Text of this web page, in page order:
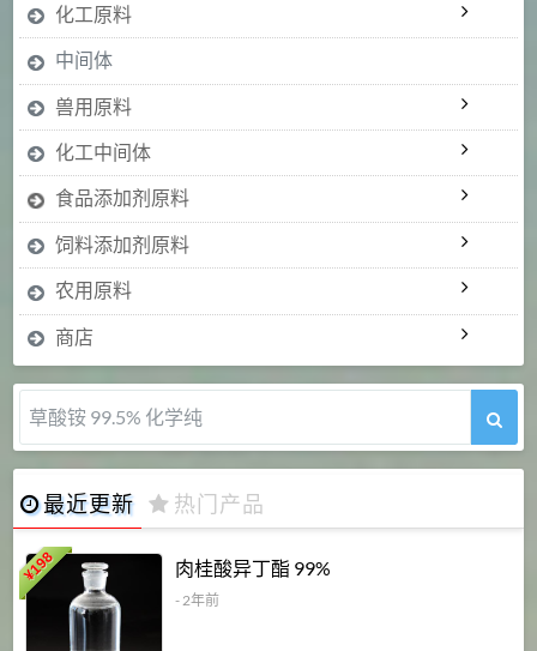
化工原料
中间体
兽用原料
化工中间体
食品添加剂原料
饲料添加剂原料
农用原料
商店
草酸铵 99.5% 化学纯
最近更新 热门产品
¥
198 肉桂酸异丁酯 99%
- 2年前